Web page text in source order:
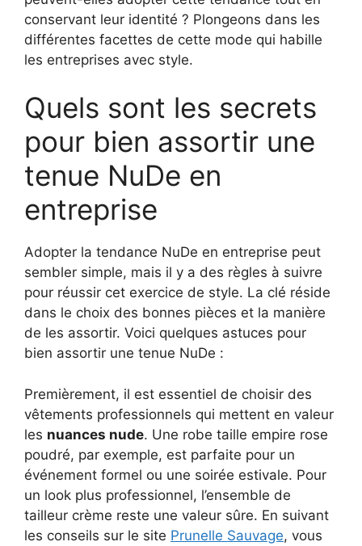
conservant leur identité ? Plongeons dans les
différentes facettes de cette mode qui habille
les entreprises avec style.
Quels sont les secrets
pour bien assortir une
tenue NuDe en
entreprise
Adopter la tendance NuDe en entreprise peut
sembler simple, mais il y a des règles à suivre
pour réussir cet exercice de style. La clé réside
dans le choix des bonnes pièces et la manière
de les assortir. Voici quelques astuces pour
bien assortir une tenue NuDe :
Premièrement, il est essentiel de choisir des
vêtements professionnels qui mettent en valeur
les nuances nude. Une robe taille empire rose
poudré, par exemple, est parfaite pour un
événement formel ou une soirée estivale. Pour
un look plus professionnel, l’ensemble de
tailleur crème reste une valeur sûre. En suivant
les conseils sur le site Prunelle Sauvage, vous